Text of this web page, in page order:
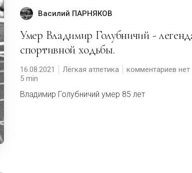
Василий ПАРНЯКОВ
Умер Владимир Голубничий - легенда
спортивной ходьбы.
16.08.2021 Лёгкая атлетика
комментариев нет
5
Владимир Голубничий умер 85 лет